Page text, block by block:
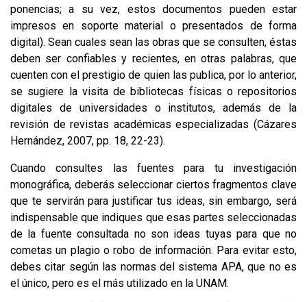
ponencias; a su vez, estos documentos pueden estar
impresos en soporte material o presentados de forma
digital). Sean cuales sean las obras que se consulten, éstas
deben ser confiables y recientes, en otras palabras, que
cuenten con el prestigio de quien las publica, por lo anterior,
se sugiere la visita de bibliotecas físicas o repositorios
digitales de universidades o institutos, además de la
revisión de revistas académicas especializadas (Cázares
Hernández, 2007, pp. 18, 22-23).
Cuando consultes las fuentes para tu investigación
monográfica, deberás seleccionar ciertos fragmentos clave
que te servirán para justificar tus ideas, sin embargo, será
indispensable que indiques que esas partes seleccionadas
de la fuente consultada no son ideas tuyas para que no
cometas un plagio o robo de información. Para evitar esto,
debes citar según las normas del sistema APA, que no es
el único, pero es el más utilizado en la UNAM.